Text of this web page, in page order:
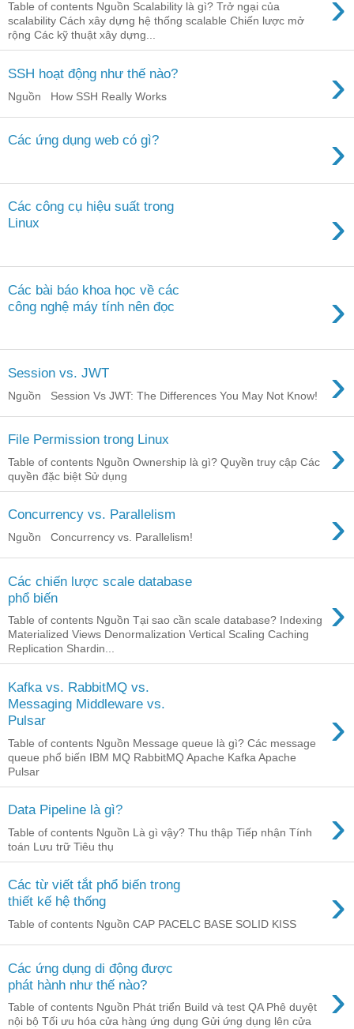
Table of contents Nguồn Scalability là gì? Trở ngại của
scalability Cách xây dựng hệ thống scalable Chiến lược mở
rộng Các kỹ thuật xây dựng...
SSH hoạt động như thế nào? ›
Nguồn How SSH Really Works
Các ứng dụng web có gì? ›
Các công cụ hiệu suất trong
Linux
›
Các bài báo khoa học về các
công nghệ máy tính nên đọc
›
Session vs. JWT ›
Nguồn Session Vs JWT: The Differences You May Not Know!
File Permission trong Linux ›
Table of contents Nguồn Ownership là gì? Quyền truy cập Các
quyền đặc biệt Sử dụng
Concurrency vs. Parallelism ›
Nguồn Concurrency vs. Parallelism!
Các chiến lược scale database
phổ biến
›
Table of contents Nguồn Tại sao cần scale database? Indexing
Materialized Views Denormalization Vertical Scaling Caching
Replication Shardin...
Kafka vs. RabbitMQ vs.
Messaging Middleware vs.
Pulsar
›
Table of contents Nguồn Message queue là gì? Các message
queue phổ biến IBM MQ RabbitMQ Apache Kafka Apache
Pulsar
Data Pipeline là gì? ›
Table of contents Nguồn Là gì vậy? Thu thập Tiếp nhận Tính
toán Lưu trữ Tiêu thụ
Các từ viết tắt phổ biến trong
thiết kế hệ thống
›
Table of contents Nguồn CAP PACELC BASE SOLID KISS
Các ứng dụng di động được
phát hành như thế nào?
›
Table of contents Nguồn Phát triển Build và test QA Phê duyệt
nội bộ Tối ưu hóa cửa hàng ứng dụng Gửi ứng dụng lên cửa